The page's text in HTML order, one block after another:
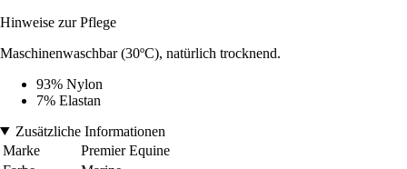
Hinweise zur Pflege
Maschinenwaschbar (30ºC), natürlich trocknend.
93% Nylon
7% Elastan
Zusätzliche Informationen
Marke
Premier Equine